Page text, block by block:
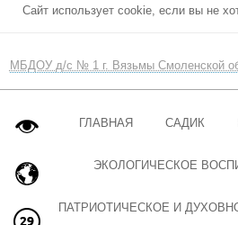
Сайт использует cookie, если вы не
МБДОУ д/с № 1 г. Вязьмы Смоленской
ГЛАВНАЯ САДИК
ЭКОЛОГИЧЕСКОЕ
ПАТРИОТИЧЕСКОЕ И